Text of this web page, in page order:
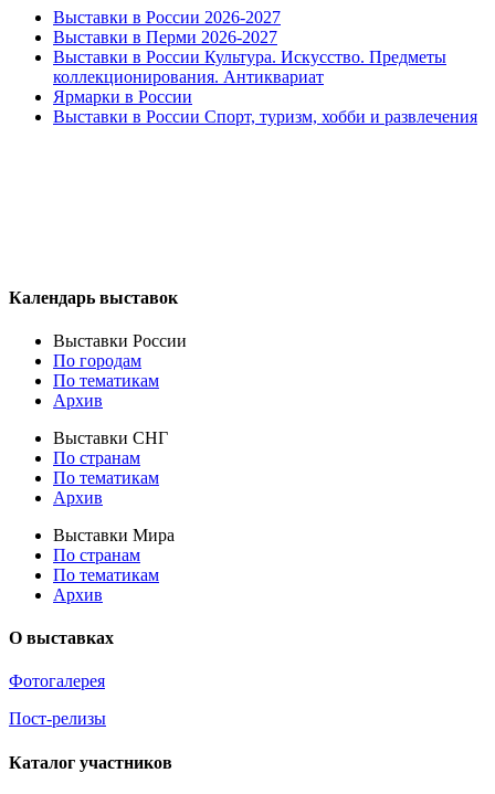
Выставки в России 2026-2027
Выставки в Перми 2026-2027
Выставки в России Культура. Искусство. Предметы
коллекционирования. Антиквариат
Ярмарки в России
Выставки в России Спорт, туризм, хобби и развлечения
Календарь выставок
Выставки России
По городам
По тематикам
Архив
Выставки СНГ
По странам
По тематикам
Архив
Выставки Мира
По странам
По тематикам
Архив
О выставках
Фотогалерея
Пост-релизы
Каталог участников